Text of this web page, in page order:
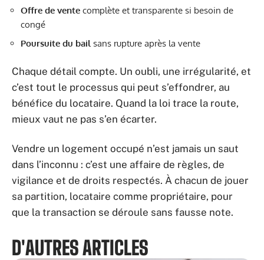
Offre de vente complète et transparente si besoin de
congé
Poursuite du bail sans rupture après la vente
Chaque détail compte. Un oubli, une irrégularité, et
c’est tout le processus qui peut s’effondrer, au
bénéfice du locataire. Quand la loi trace la route,
mieux vaut ne pas s’en écarter.
Vendre un logement occupé n’est jamais un saut
dans l’inconnu : c’est une affaire de règles, de
vigilance et de droits respectés. À chacun de jouer
sa partition, locataire comme propriétaire, pour
que la transaction se déroule sans fausse note.
D'AUTRES ARTICLES